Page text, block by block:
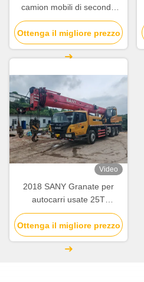
camion mobili di seconda
mano SANY da 12 tonnellate
STC120C 2020
Ottenga il migliore prezzo
Video
2018 SANY Granate per
autocarri usate 25T
STC250T Macchine di
sollevamento di gru
completamente idrauliche
mobili
Ottenga il migliore prezzo